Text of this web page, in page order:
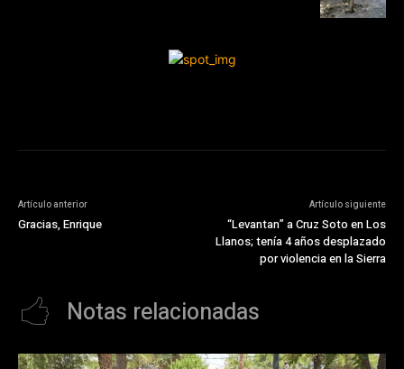
Artículo anterior
Gracias, Enrique
Artículo siguiente
“Levantan” a Cruz Soto en Los
Llanos; tenía 4 años desplazado
por violencia en la Sierra
Notas relacionadas